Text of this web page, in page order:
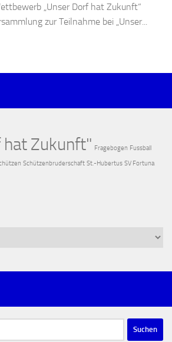
„Unser Dorf hat Zukunft“
zur Teilnahme bei „Unser...
Zukunft" Fragebogen Fussball
Schützenbruderschaft St.-Hubertus SV Fortuna